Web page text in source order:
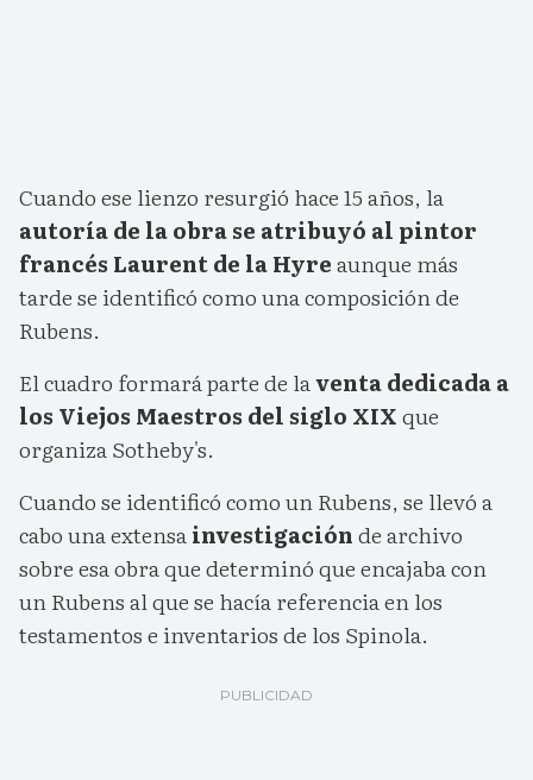
Cuando ese lienzo resurgió hace 15 años, la
autoría de la obra se atribuyó al pintor
francés Laurent de la Hyreaunque más
tarde se identificó como una composición de
Rubens.
El cuadro formará parte de laventa dedicada a
los Viejos Maestros del siglo XIXque
organiza Sotheby's.
Cuando se identificó como un Rubens, se llevó a
cabo una extensainvestigaciónde archivo
sobre esa obra que determinó que encajaba con
un Rubens al que se hacía referencia en los
testamentos e inventarios de los Spinola.